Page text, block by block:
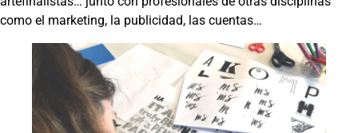
como el marketing, la publicidad, las cuentas…